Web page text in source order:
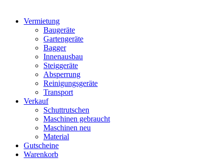
Vermietung
Baugeräte
Gartengeräte
Bagger
Innenausbau
Steiggeräte
Absperrung
Reinigungsgeräte
Transport
Verkauf
Schuttrutschen
Maschinen gebraucht
Maschinen neu
Material
Gutscheine
Warenkorb